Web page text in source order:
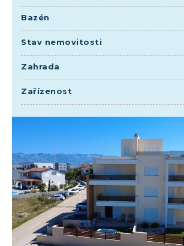
Bazén
Stav nemovitosti
Zahrada
Zařízenost